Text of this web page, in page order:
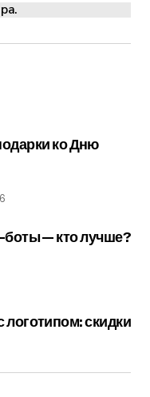
ко Дню
— кто лучше?
логотипом: скидки